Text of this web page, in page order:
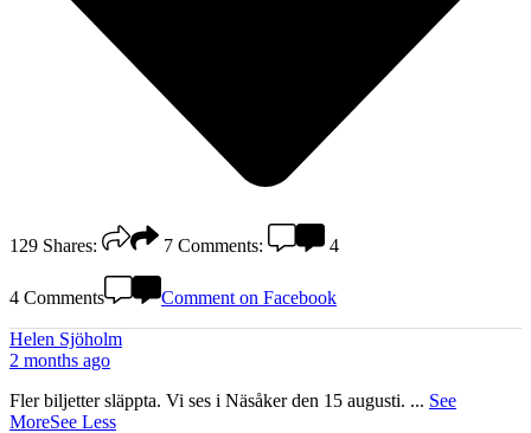
129 Shares: 7 Comments: 4
4 Comments Comment on Facebook
Helen Sjöholm
2 months ago
Fler biljetter släppta. Vi ses i Näsåker den 15 augusti. ... See
MoreSee Less